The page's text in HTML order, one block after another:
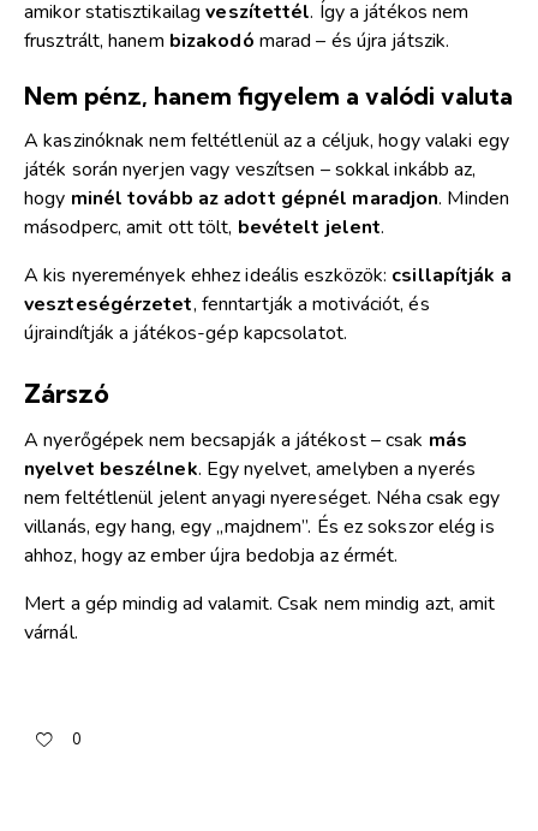
amikor statisztikailagveszítettél. Így a játékos nem
frusztrált, hanem bizakodó marad – és újra játszik.
Nem pénz, hanem figyelem a valódi valuta
A kaszinóknak nem feltétlenül az a céljuk, hogy valaki egy
játék során nyerjen vagy veszítsen – sokkal inkább az,
hogy minél tovább az adott gépnél maradjon. Minden
másodperc, amit ott tölt, bevételt jelent.
A kis nyeremények ehhez ideális eszközök: csillapítják a
veszteségérzetet, fenntartják a motivációt, és
újraindítják a játékos-gép kapcsolatot.
Zárszó
A nyerőgépek nem becsapják a játékost – csak más
nyelvet beszélnek. Egy nyelvet, amelyben a nyerés
nem feltétlenül jelent anyagi nyereséget. Néha csak egy
villanás, egy hang, egy „majdnem”. És ez sokszor elég is
ahhoz, hogy az ember újra bedobja az érmét.
Mert a gép mindig ad valamit. Csak nem mindig azt, amit
várnál.
0